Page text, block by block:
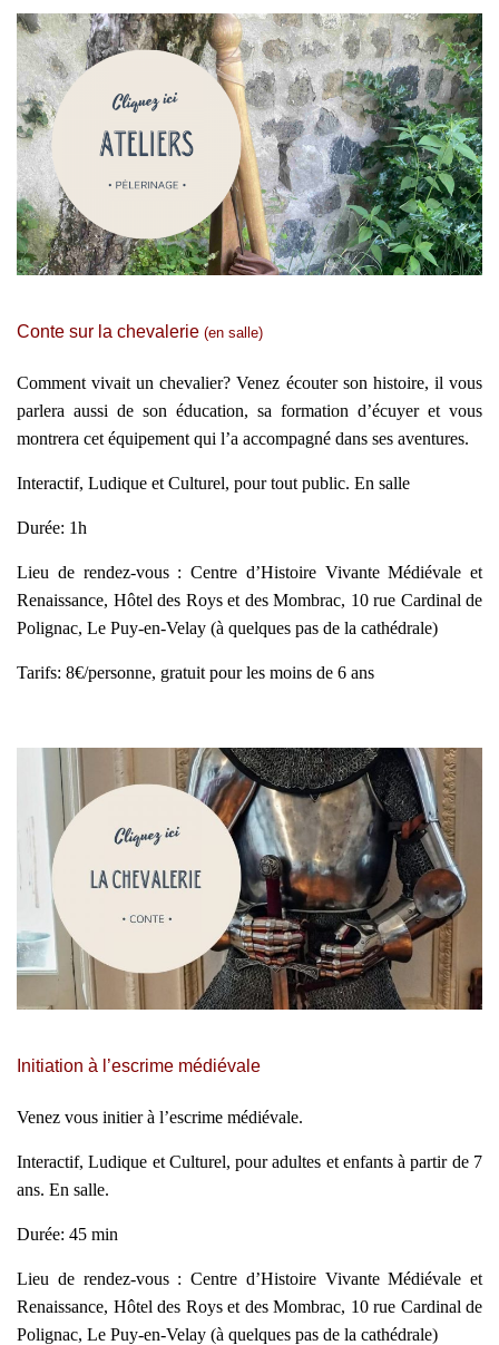
Conte sur la chevalerie (en salle)
Comment vivait un chevalier? Venez écouter son histoire, il vous
parlera aussi de son éducation, sa formation d’écuyer et vous
montrera cet équipement qui l’a accompagné dans ses aventures.
Interactif, Ludique et Culturel, pour tout public. En salle
Durée: 1h
Lieu de rendez-vous : Centre d’Histoire Vivante Médiévale et
Renaissance, Hôtel des Roys et des Mombrac, 10 rue Cardinal de
Polignac, Le Puy-en-Velay (à quelques pas de la cathédrale)
Tarifs: 8€/personne, gratuit pour les moins de 6 ans
Initiation à l’escrime médiévale
Venez vous initier à l’escrime médiévale.
Interactif, Ludique et Culturel, pour adultes et enfants à partir de 7
ans. En salle.
Durée: 45 min
Lieu de rendez-vous : Centre d’Histoire Vivante Médiévale et
Renaissance, Hôtel des Roys et des Mombrac, 10 rue Cardinal de
Polignac, Le Puy-en-Velay (à quelques pas de la cathédrale)